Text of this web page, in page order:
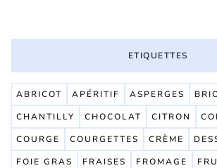
ETIQUETTES
ABRICOT APÉRITIF ASPERGES
CHANTILLY
CHOCOLAT CITRON
COURGE
COURGETTES CRÈME
FOIE GRAS
FRAISES FROMAGE